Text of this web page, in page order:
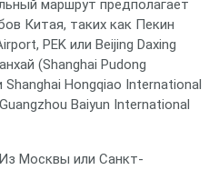
маршрут предполагает
Китая, таких как Пекин
PEK или Beijing Daxing
(Shanghai Pudong
Hongqiao International
Baiyun International
Москвы или Санкт-